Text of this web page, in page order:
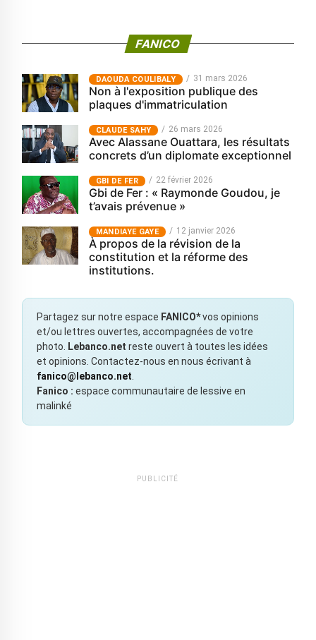
FANICO
‎DAOUDA COULIBALY 31 mars 2026
Non à l'exposition publique des
plaques d'immatriculation
CLAUDE SAHY 26 mars 2026
Avec Alassane Ouattara, les résultats
concrets d’un diplomate exceptionnel
GBI DE FER 22 février 2026
Gbi de Fer : « Raymonde Goudou, je
t’avais prévenue »
MANDIAYE GAYE 12 janvier 2026
À propos de la révision de la
constitution et la réforme des
institutions.
Partagez sur notre espace FANICO*vos opinions
et/ou lettres ouvertes, accompagnées de votre
photo.
Lebanco.net reste ouvert à toutes les idées
et opinions. Contactez-nous en nous écrivant à
fanico@lebanco.net
Fanico : espace communautaire de lessive en
malinké
PUBLICITÉ